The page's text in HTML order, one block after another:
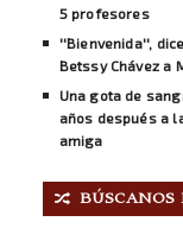
5 profesores
''Bienvenida'',
Betssy Chávez a
Una gota de
años después a
amiga
🔀 BÚSCANOS